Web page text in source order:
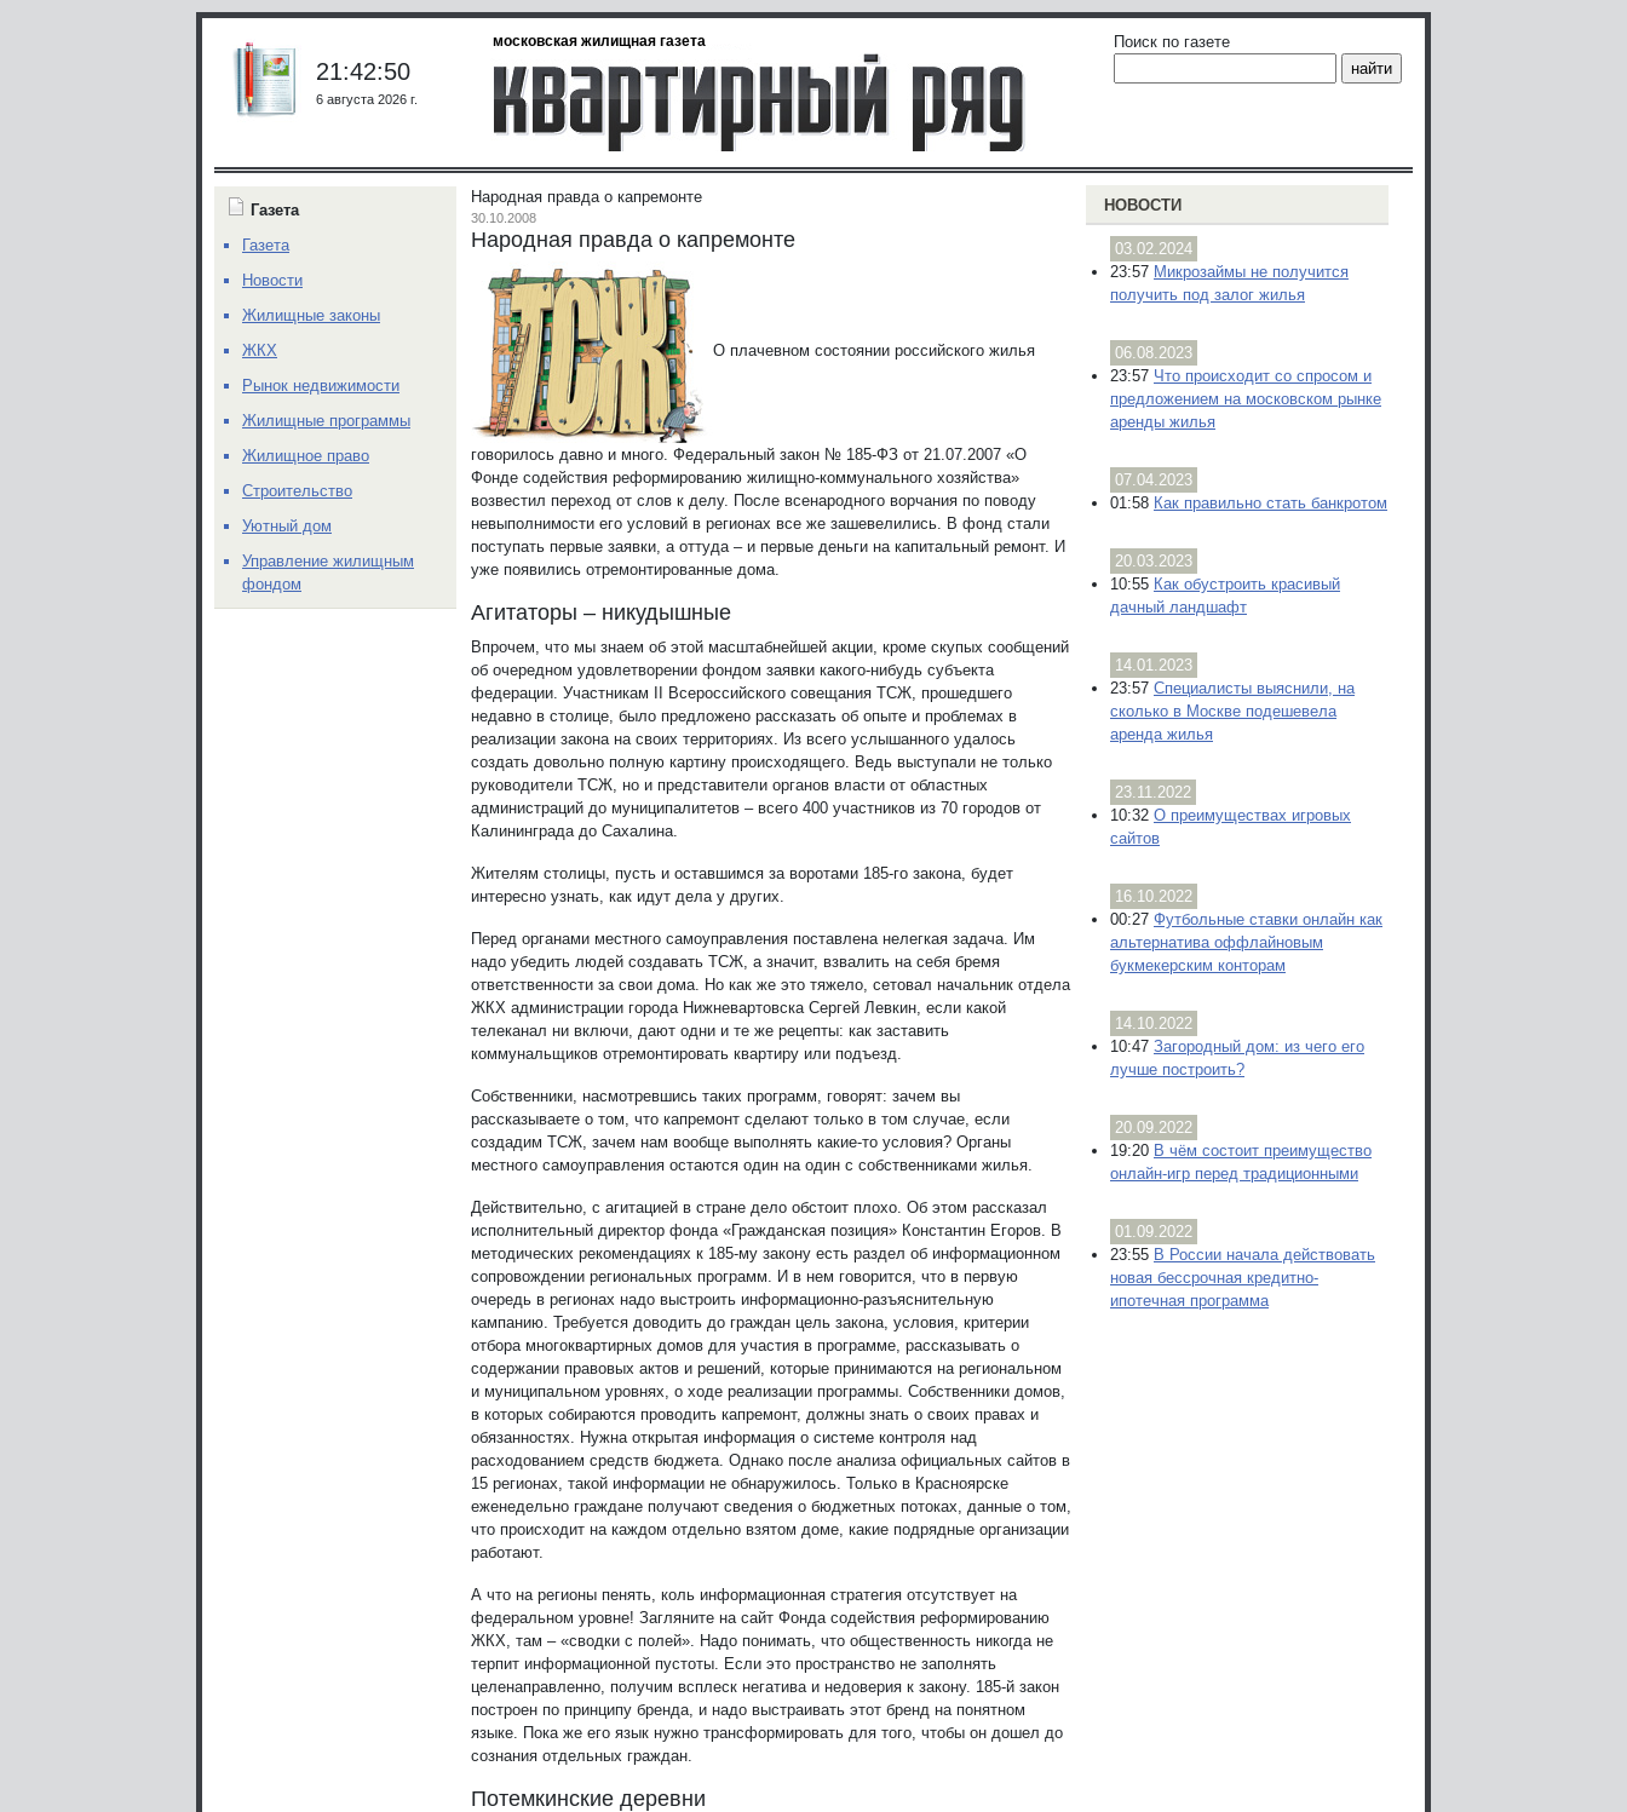
московская жилищная газета
21:42:50
6 августа 2026 г.
Поиск по газете
Народная правда о капремонте
30.10.2008
Народная правда о капремонте
О плачевном состоянии российского жилья
говорилось давно и много. Федеральный закон № 185-ФЗ от 21.07.2007 «О
Фонде содействия реформированию жилищно-коммунального хозяйства»
возвестил переход от слов к делу. После всенародного ворчания по поводу
невыполнимости его условий в регионах все же зашевелились. В фонд стали
поступать первые заявки, а оттуда – и первые деньги на капитальный ремонт. И
уже появились отремонтированные дома.
Агитаторы – никудышные
Впрочем, что мы знаем об этой масштабнейшей акции, кроме скупых сообщений
об очередном удовлетворении фондом заявки какого-нибудь субъекта
федерации. Участникам II Всероссийского совещания ТСЖ, прошедшего
недавно в столице, было предложено рассказать об опыте и проблемах в
реализации закона на своих территориях. Из всего услышанного удалось
создать довольно полную картину происходящего. Ведь выступали не только
руководители ТСЖ, но и представители органов власти от областных
администраций до муниципалитетов – всего 400 участников из 70 городов от
Калининграда до Сахалина.
Жителям столицы, пусть и оставшимся за воротами 185-го закона, будет
интересно узнать, как идут дела у других.
Перед органами местного самоуправления поставлена нелегкая задача. Им
надо убедить людей создавать ТСЖ, а значит, взвалить на себя бремя
ответственности за свои дома. Но как же это тяжело, сетовал начальник отдела
ЖКХ администрации города Нижневартовска Сергей Левкин, если какой
телеканал ни включи, дают одни и те же рецепты: как заставить
коммунальщиков отремонтировать квартиру или подъезд.
Собственники, насмотревшись таких программ, говорят: зачем вы
рассказываете о том, что капремонт сделают только в том случае, если
создадим ТСЖ, зачем нам вообще выполнять какие-то условия? Органы
местного самоуправления остаются один на один с собственниками жилья.
Действительно, с агитацией в стране дело обстоит плохо. Об этом рассказал
исполнительный директор фонда «Гражданская позиция» Константин Егоров. В
методических рекомендациях к 185-му закону есть раздел об информационном
сопровождении региональных программ. И в нем говорится, что в первую
очередь в регионах надо выстроить информационно-разъяснительную
кампанию. Требуется доводить до граждан цель закона, условия, критерии
отбора многоквартирных домов для участия в программе, рассказывать о
содержании правовых актов и решений, которые принимаются на региональном
и муниципальном уровнях, о ходе реализации программы. Собственники домов,
в которых собираются проводить капремонт, должны знать о своих правах и
обязанностях. Нужна открытая информация о системе контроля над
расходованием средств бюджета. Однако после анализа официальных сайтов в
15 регионах, такой информации не обнаружилось. Только в Красноярске
еженедельно граждане получают сведения о бюджетных потоках, данные о том,
что происходит на каждом отдельно взятом доме, какие подрядные организации
работают.
А что на регионы пенять, коль информационная стратегия отсутствует на
федеральном уровне! Загляните на сайт Фонда содействия реформированию
ЖКХ, там – «сводки с полей». Надо понимать, что общественность никогда не
терпит информационной пустоты. Если это пространство не заполнять
целенаправленно, получим всплеск негатива и недоверия к закону. 185-й закон
построен по принципу бренда, и надо выстраивать этот бренд на понятном
языке. Пока же его язык нужно трансформировать для того, чтобы он дошел до
сознания отдельных граждан.
Потемкинские деревни
НОВОСТИ
03.02.2024
23:57 Микрозаймы не получится
получить под залог жилья
06.08.2023
23:57 Что происходит со спросом и
предложением на московском рынке
аренды жилья
07.04.2023
01:58 Как правильно стать банкротом
20.03.2023
10:55 Как обустроить красивый
дачный ландшафт
14.01.2023
23:57 Специалисты выяснили, на
сколько в Москве подешевела
аренда жилья
23.11.2022
10:32 О преимуществах игровых
сайтов
16.10.2022
00:27 Футбольные ставки онлайн как
альтернатива оффлайновым
букмекерским конторам
14.10.2022
10:47 Загородный дом: из чего его
лучше построить?
20.09.2022
19:20 В чём состоит преимущество
онлайн-игр перед традиционными
01.09.2022
23:55 В России начала действовать
новая бессрочная кредитно-
ипотечная программа
Газета
Газета
Новости
Жилищные законы
ЖКХ
Рынок недвижимости
Жилищные программы
Жилищное право
Строительство
Уютный дом
Управление жилищным
фондом